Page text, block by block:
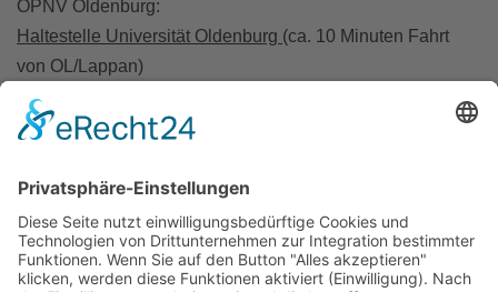
Cookie-Zustimmung verwalten
ÖPNV Oldenburg:
Haltestelle Universität Oldenburg (ca. 10 Minuten Fahrt
von OL/Lappan)
A28 Abfahrt Wechloy / A293 Abfahrt Haarentor
Haltestelle Klinikum/Jade Hochschule
A29 Abfahrt Wilhelmshaven